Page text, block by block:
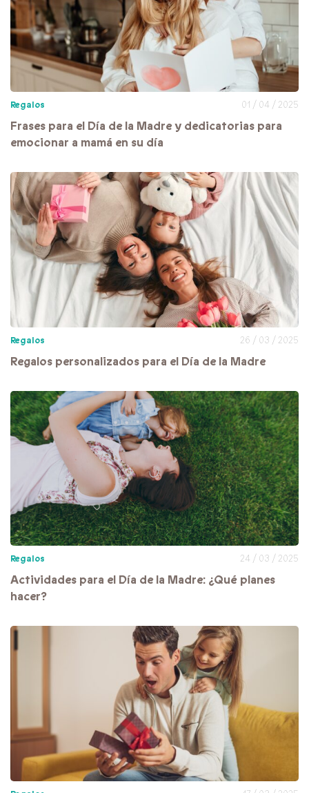
Regalos 01 / 04 / 2025
Frases para el Día de la Madre y dedicatorias para
emocionar a mamá en su día
Regalos 26 / 03 / 2025
Regalos personalizados para el Día de la Madre
Regalos 24 / 03 / 2025
Actividades para el Día de la Madre: ¿Qué planes
hacer?